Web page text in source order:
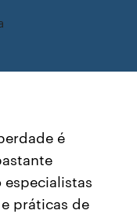
é
especialistas
práticas de